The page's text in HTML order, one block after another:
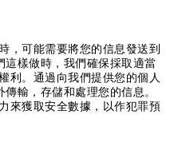
，可能需要將您的信息發送到
這樣做時，我們確保採取適當
利。通過向我們提供您的個人
輸，存儲和處理您的信息。
來獲取安全數據，以作犯罪預